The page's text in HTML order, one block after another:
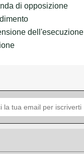
di opposizione
dell'esecuzione